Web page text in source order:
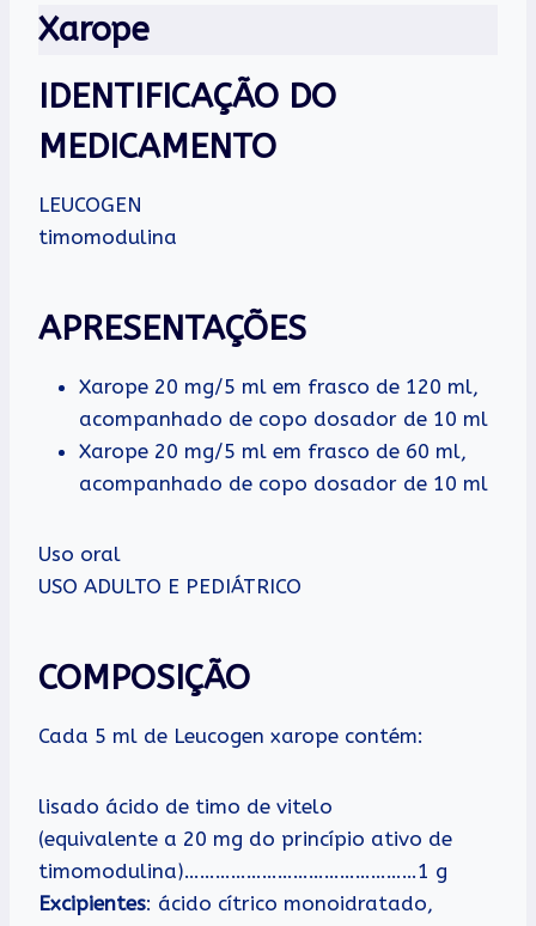
Xarope
IDENTIFICAÇÃO DO
MEDICAMENTO
LEUCOGEN
timomodulina
APRESENTAÇÕES
Xarope 20 mg/5 ml em frasco de 120 ml,
acompanhado de copo dosador de 10 ml
Xarope 20 mg/5 ml em frasco de 60 ml,
acompanhado de copo dosador de 10 ml
Uso oral
USO ADULTO E PEDIÁTRICO
COMPOSIÇÃO
Cada 5 ml de Leucogen xarope contém:
lisado ácido de timo de vitelo
(equivalente a 20 mg do princípio ativo de
timomodulina)………………………………………1 g
Excipientes: ácido cítrico monoidratado,